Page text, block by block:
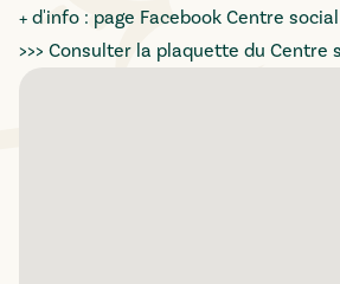
+ d'info : page Facebook Centre
>>> Consulter la plaquette du Centre